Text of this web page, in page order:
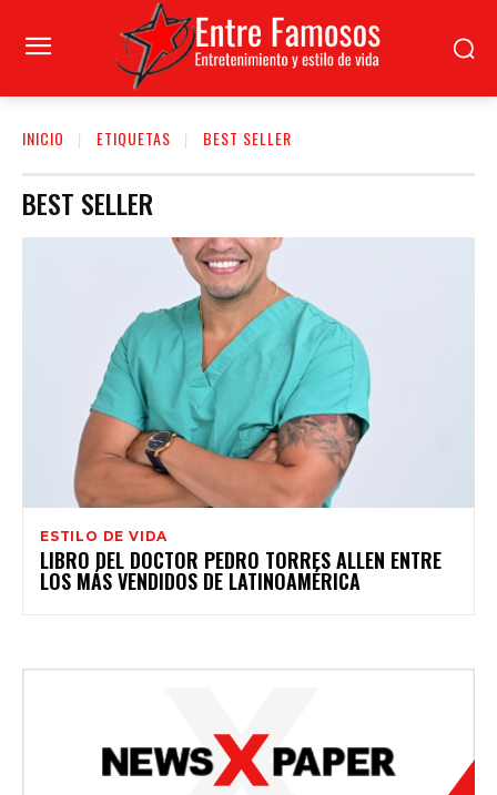
INICIO ETIQUETAS BEST SELLER
BEST SELLER
ESTILO DE VIDA
LIBRO DEL DOCTOR PEDRO TORRES ALLEN ENTRE
LOS MÁS VENDIDOS DE LATINOAMÉRICA